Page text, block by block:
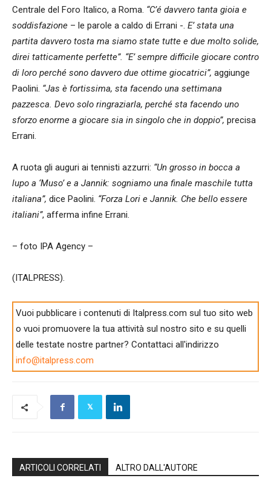
Centrale del Foro Italico, a Roma. “C’é davvero tanta gioia e
soddisfazione – le parole a caldo di Errani -. E’ stata una
partita davvero tosta ma siamo state tutte e due molto solide,
direi tatticamente perfette”. “E’ sempre difficile giocare contro
di loro perché sono davvero due ottime giocatrici”, aggiunge
Paolini. “Jas è fortissima, sta facendo una settimana
pazzesca. Devo solo ringraziarla, perché sta facendo uno
sforzo enorme a giocare sia in singolo che in doppio”, precisa
Errani.
A ruota gli auguri ai tennisti azzurri: “Un grosso in bocca a
lupo a ‘Muso’ e a Jannik: sogniamo una finale maschile tutta
italiana”, dice Paolini. “Forza Lori e Jannik. Che bello essere
italiani”, afferma infine Errani.
– foto IPA Agency –
(ITALPRESS).
Vuoi pubblicare i contenuti di Italpress.com sul tuo sito web
o vuoi promuovere la tua attività sul nostro sito e su quelli
delle testate nostre partner? Contattaci all'indirizzo
info@italpress.com
ARTICOLI CORRELATI ALTRO DALL'AUTORE